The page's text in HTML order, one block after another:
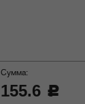
Сумма:
155.6 c